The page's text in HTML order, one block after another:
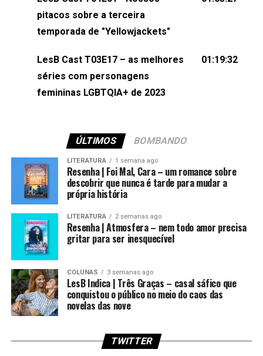
(⁠⁠⁠⁠@brunarfentanes⁠⁠⁠⁠) e Pollyelly FlorêncioEdição de
Naiady Machado
pitacos sobre a terceira
temporada de "Yellowjackets"
LesB Cast T03E17 – as melhores
séries com personagens
femininas LGBTQIA+ de 2023
01:19:32
ÚLTIMOS BOMBANDO
LITERATURA 1 semana ago
Resenha | Foi Mal, Cara – um romance sobre
descobrir que nunca é tarde para mudar a
própria história
LITERATURA 2 semanas ago
Resenha | Atmosfera – nem todo amor precisa
gritar para ser inesquecível
COLUNAS 3 semanas ago
LesB Indica | Três Graças – casal sáfico que
conquistou o público no meio do caos das
novelas das nove
TWITTER